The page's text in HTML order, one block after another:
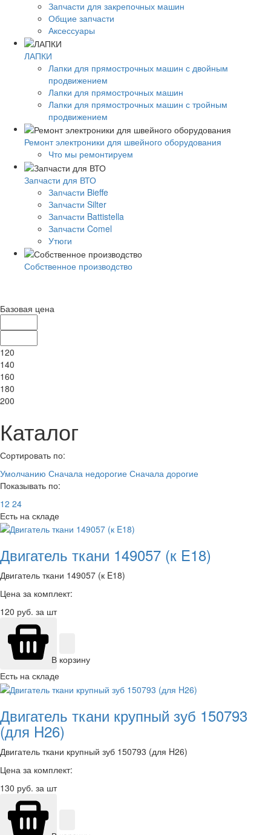
Запчасти для закрепочных машин
Общие запчасти
Аксессуары
ЛАПКИ
Лапки для прямострочных машин с двойным
продвижением
Лапки для прямострочных машин
Лапки для прямострочных машин с тройным
продвижением
Ремонт электроники для швейного оборудования
Что мы ремонтируем
Запчасти для ВТО
Запчасти Bieffe
Запчасти Silter
Запчасти Battistella
Запчасти Comel
Утюги
Собственное производство
Базовая цена
120
140
160
180
200
Каталог
Сортировать по:
Умолчанию Сначала недорогие Сначала дорогие
Показывать по:
12 24
Есть на складе
Двигатель ткани 149057 (к E18)
Двигатель ткани 149057 (к E18)
Цена за комплект:
120 руб. за шт
В корзину
Есть на складе
Двигатель ткани крупный зуб 150793
(для H26)
Двигатель ткани крупный зуб 150793 (для H26)
Цена за комплект:
130 руб. за шт